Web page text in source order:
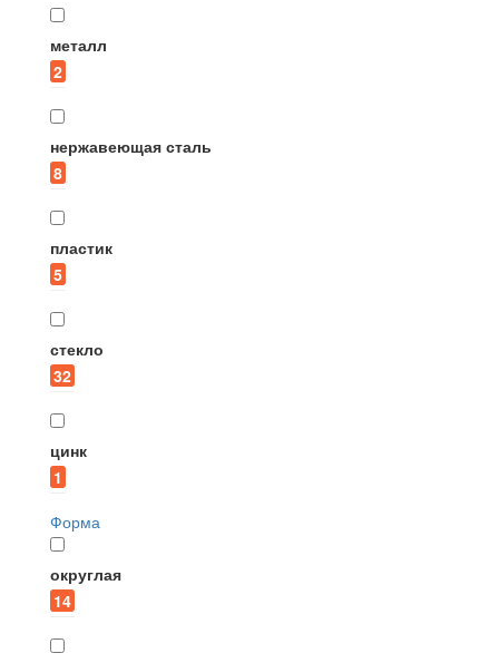
металл
2
нержавеющая сталь
8
пластик
5
стекло
32
цинк
1
Форма
округлая
14